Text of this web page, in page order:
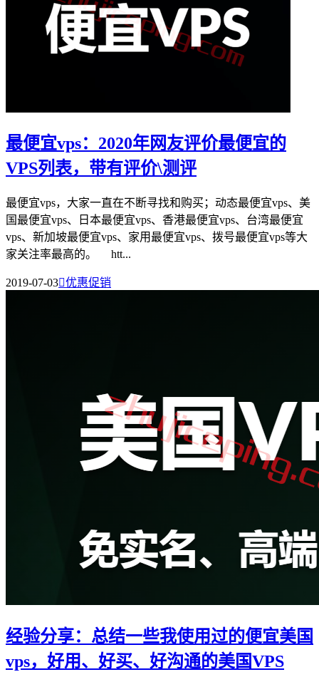
最便宜vps：2020年网友评价最便宜的
VPS列表，带有评价\测评
最便宜vps，大家一直在不断寻找和购买；动态最便宜vps、美
国最便宜vps、日本最便宜vps、香港最便宜vps、台湾最便宜
vps、新加坡最便宜vps、家用最便宜vps、拨号最便宜vps等大
家关注率最高的。 htt...
2019-07-03优惠促销
经验分享：总结一些我使用过的便宜美国
vps，好用、好买、好沟通的美国VPS